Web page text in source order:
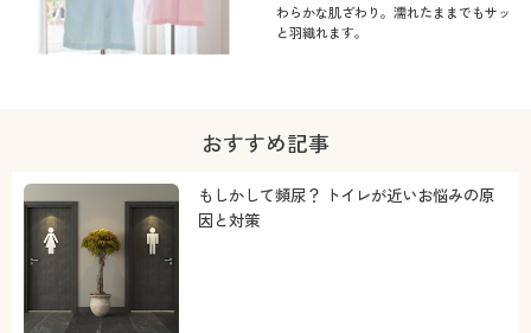
わらかな肌ざわり。濡れたままでもサッ
と羽織れます。
おすすめ記事
もしかして頻尿？ トイレが近いお悩みの原
因と対策